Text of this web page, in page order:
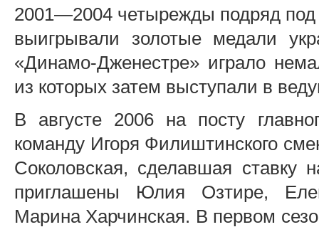
2001—2004 четырежды подряд под
выигрывали золотые медали
«Динамо-Дженестре» играло
из которых затем выступали в
В августе 2006 на посту
команду Игоря Филиштинского
Соколовская, сделавшая ставку
приглашены Юлия Озтире,
Марина Харчинская. В первом